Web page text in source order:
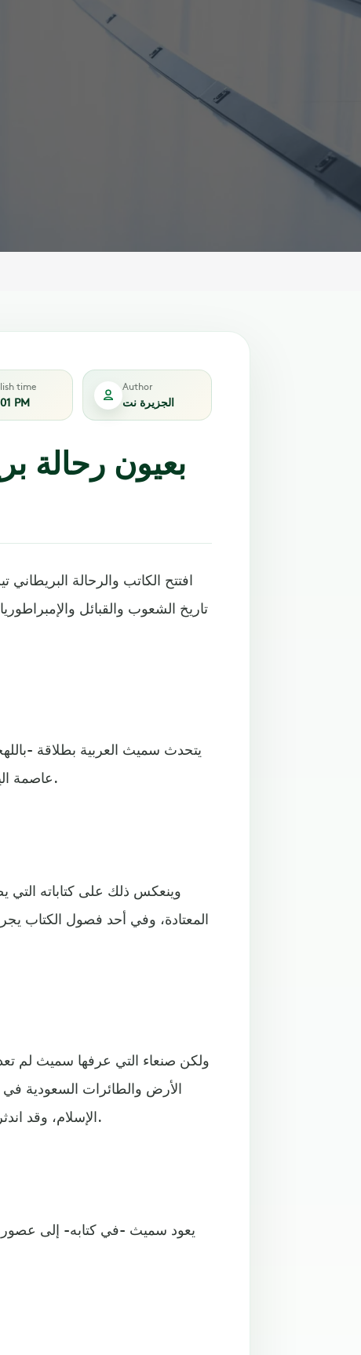
time
PM
Author
الجزيرة نت
بعيون رحالة
افتتح الكاتب والرحالة
تاريخ الشعوب والقبائل
يتحدث سميث العربية بطلاقة -
عاصمة اليمن التي يعرف دروبها جيدا ويحمل لها شغفا وتعلقا شديدين.
وينعكس ذلك على كتاباته التي
المعتادة، وفي أحد فصول الكتاب
ولكن صنعاء التي عرفها سميث لم
الأرض والطائرات السعودية في
الإسلام، وقد اندثر هذا التاريخ طويلا ويحاول سميث إزالة الغبار المتراكم عليه.
يعود سميث -في كتابه- إلى عصور